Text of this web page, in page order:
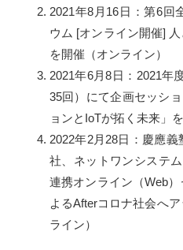
2021年8月16日：第6回
ウム [オンライン開催]
を開催（オンライン）
2021年6月8日：2021年
35回）にて企画セッシ
ョンとIoTが拓く未来」
2022年2月28日：慶應
社、ネットワンシステ
連携オンライン（Web
よるAfterコロナ社会へ
ライン）